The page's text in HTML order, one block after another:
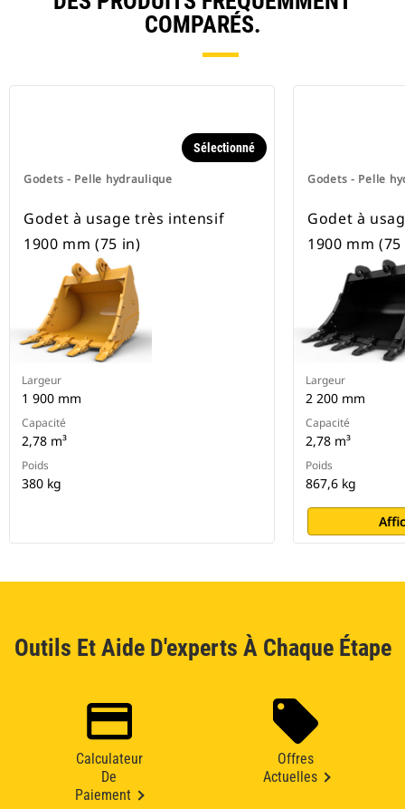
COMPARÉS.
Godets - Pelle hydraulique
Sélectionné
Godet à usage très intensif
1900 mm (75 in)
Largeur
1 900 mm
Capacité
2,78 m³
Poids
380 kg
Godets - Pelle
Godet à
1900 mm
Largeur
2 200 mm
Capacité
2,78 m³
Poids
867,6 kg
Outils Et Aide D'experts À Chaque Étape
Calculateur
De
Paiement
Offres
Actuelles